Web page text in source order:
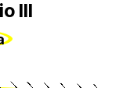
III